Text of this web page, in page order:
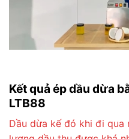
Kết quả ép dầu dừa
LTB88
Dầu dừa kế đó khi đi qua